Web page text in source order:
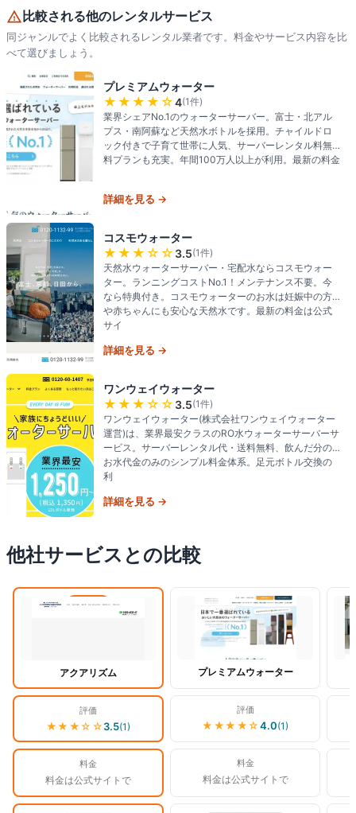
比較される他のレンタルサービス
同ジャンルでよく比較されるレンタル業者です。料金やサービス内容を比
べて選びましょう。
プレミアムウォーター
★★★★ ☆4(1件)
業界シェアNo.1のウォーターサーバー。富士・北アル
プス・南阿蘇など天然水ボトルを採用。チャイルドロ
ック付きで子育て世帯に人気、サーバーレンタル料無
料プランも充実。年間100万人以上が利用。最新の料金
詳細を見る →
コスモウォーター
★★★ ☆☆ 3.5(1件)
天然水ウォーターサーバー・宅配水ならコスモウォー
ター。ランニングコストNo.1！メンテナンス不要。今
なら特典付き。コスモウォーターのお水は妊娠中の方
や赤ちゃんにも安心な天然水です。最新の料金は公式
サイ
詳細を見る →
ワンウェイウォーター
★★★ ☆☆ 3.5(1件)
ワンウェイウォーター(株式会社ワンウェイウォーター
運営)は、業界最安クラスのRO水ウォーターサーバーサ
ービス。サーバーレンタル代・送料無料、飲んだ分の
お水代金のみのシンプル料金体系。足元ボトル交換の
利
詳細を見る →
他社サービスとの比較
閲覧中
アクアリズム プレミアムウォーター
評価
★★★☆☆3.5(1)
評価
★★★★☆4.0(1)
料金
料金は公式サイトで
料金
料金は公式サイトで